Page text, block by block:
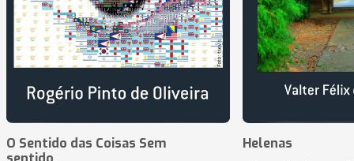
O Sentido das Coisas Sem
Helenas